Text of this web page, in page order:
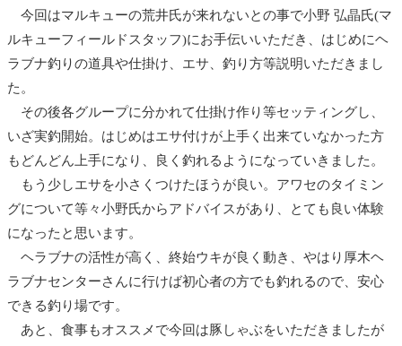
今回はマルキューの荒井氏が来れないとの事で小野 弘晶氏(マ
ルキューフィールドスタッフ)にお手伝いいただき、はじめにヘ
ラブナ釣りの道具や仕掛け、エサ、釣り方等説明いただきまし
た。
その後各グループに分かれて仕掛け作り等セッティングし、
いざ実釣開始。はじめはエサ付けが上手く出来ていなかった方
もどんどん上手になり、良く釣れるようになっていきました。
もう少しエサを小さくつけたほうが良い。アワセのタイミン
グについて等々小野氏からアドバイスがあり、とても良い体験
になったと思います。
ヘラブナの活性が高く、終始ウキが良く動き、やはり厚木ヘ
ラブナセンターさんに行けば初心者の方でも釣れるので、安心
できる釣り場です。
あと、食事もオススメで今回は豚しゃぶをいただきましたが